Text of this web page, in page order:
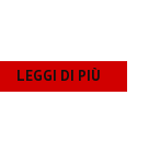
LEGGI DI PIÙ